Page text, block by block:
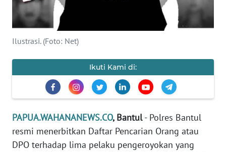
Ilustrasi. (Foto: Net)
Ikuti Kami di:
PAPUA.WAHANANEWS.CO, Bantul- Polres Bantul
resmi menerbitkan Daftar Pencarian Orang atau
DPO terhadap lima pelaku pengeroyokan yang
INDEKS
BERITA
KAMI
IKLAN
TENTANG
KAMI